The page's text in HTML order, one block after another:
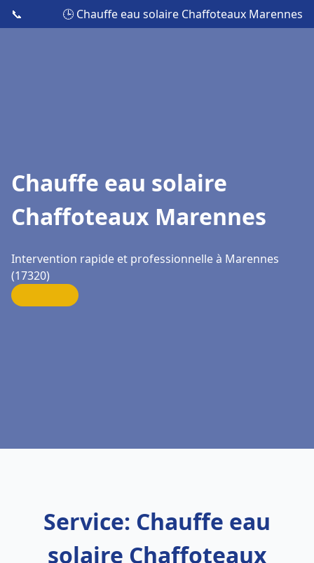
📞 🕒 Chauffe eau solaire Chaffoteaux Marennes
Chauffe eau solaire
Chaffoteaux Marennes
Intervention rapide et professionnelle à Marennes
(17320)
Service: Chauffe eau
solaire Chaffoteaux